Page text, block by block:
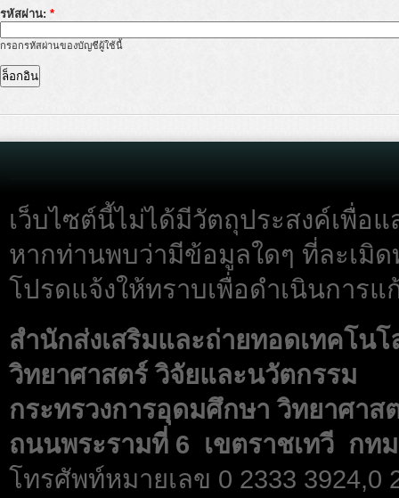
รหัสผ่าน: *
กรอกรหัสผ่านของบัญชีผู้ใช้นี้
เว็บไซต์นี้ไม่ได้มีวัตถุประสงค์เพื่อแ
หากท่านพบว่ามีข้อมูลใดๆ ที่ละเมิ
โปรดแจ้งให้ทราบเพื่อดำเนินการ
สำนักส่งเสริมและถ่ายทอดเทคโน
วิทยาศาสตร์ วิจัยและนวัตกรรม
กระทรวงการอุดมศึกษา วิทยาศาส
ถนนพระรามที่ 6 เขตราชเทวี กทม
โทรศัพท์หมายเลข 0 2333 3924,0